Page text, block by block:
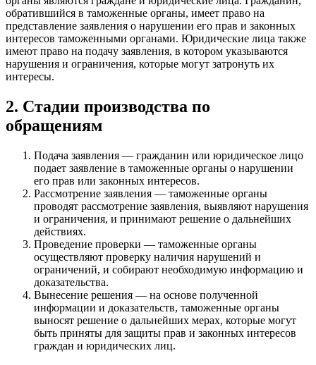
обратившийся в таможенные органы, имеет право на
представление заявления о нарушении его прав и законных
интересов таможенными органами. Юридические лица также
имеют право на подачу заявления, в котором указываются
нарушения и ограничения, которые могут затронуть их
интересы.
2. Стадии производства по
обращениям
Подача заявления — гражданин или юридическое лицо
подает заявление в таможенные органы о нарушении
его прав или законных интересов.
Рассмотрение заявления — таможенные органы
проводят рассмотрение заявления, выявляют нарушения
и ограничения, и принимают решение о дальнейших
действиях.
Проведение проверки — таможенные органы
осуществляют проверку наличия нарушений и
ограничений, и собирают необходимую информацию и
доказательства.
Вынесение решения — на основе полученной
информации и доказательств, таможенные органы
выносят решение о дальнейших мерах, которые могут
быть приняты для защиты прав и законных интересов
граждан и юридических лиц.